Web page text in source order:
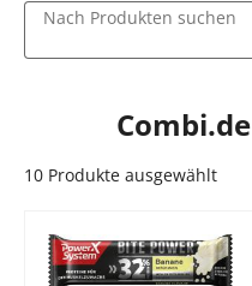
Nach Produkten suchen
10 Produkte ausgewählt